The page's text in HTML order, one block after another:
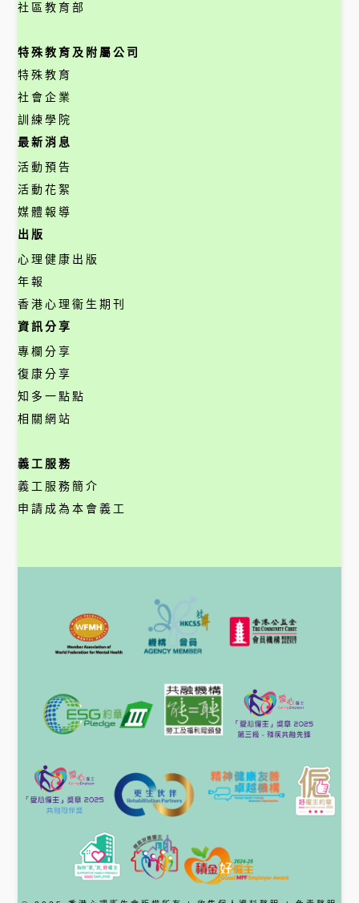
社區教育部
特殊教育及附屬公司
特殊教育
社會企業
訓練學院
最新消息
活動預告
活動花絮
媒體報導
出版
心理健康出版
年報
香港心理衞生期刊
資訊分享
專欄分享
復康分享
知多一點點
相關網站
義工服務
義工服務簡介
申請成為本會義工